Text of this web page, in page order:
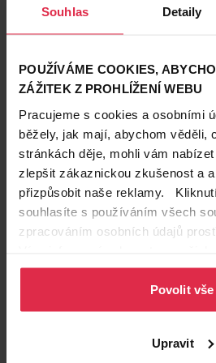
Souhlas Detaily
POUŽÍVÁME COOKIES,
ZÁŽITEK Z PROHLÍŽENÍ WEBU
Pracujeme s cookies a osobními
běžely, jak mají, abychom věděli,
stránkách děje, mohli vám
zlepšit zákaznickou zkušenost a
přizpůsobit naše reklamy.
souhlasíte s používáním všech
zpracováním osobních údajů
osobních údajů.
Povolit vše
Upravit
Krásné vlasy
11. 7. 2023
3 letní účesy pro polodlouhé
jít
Máte ráda své dlouhé vlasy, ale je
Zkuste tři tipy na rychlé účesy, díky
vedru lépe. Stačí sepnout a vyrazit.
Gabriella Salvete Syoss